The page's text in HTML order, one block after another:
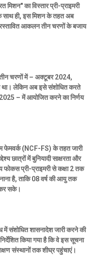
मिशन" का विस्तार प्री-प्राइमरी
साथ ही, इस मिशन के तहत अब
आकलन तीन चरणों के बजाय
तीन चरणों में – अक्टूबर 2024,
था। लेकिन अब इसे संशोधित करते
– में आयोजित करने का निर्णय
फेमवर्क (NCF-FS) के तहत जारी
छात्रों में बुनियादी साक्षरता और
प्री-प्राइमरी से कक्षा 2 तक
है, ताकि 08 वर्ष की आयु तक
सके।
में संशोधित शासनादेश जारी करने की
किया गया है कि वे इस सूचना
संस्थानों तक शीघ्र पहुंचाएं।